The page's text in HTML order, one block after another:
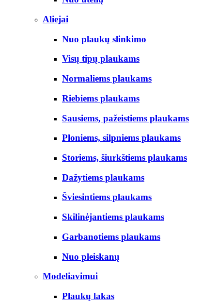
Aliejai
Nuo plaukų slinkimo
Visų tipų plaukams
Normaliems plaukams
Riebiems plaukams
Sausiems, pažeistiems plaukams
Ploniems, silpniems plaukams
Storiems, šiurkštiems plaukams
Dažytiems plaukams
Šviesintiems plaukams
Skilinėjantiems plaukams
Garbanotiems plaukams
Nuo pleiskanų
Modeliavimui
Plaukų lakas